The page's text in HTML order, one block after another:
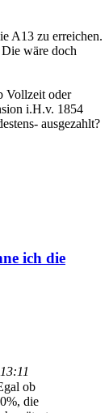
A13 zu erreichen.
wäre doch
Vollzeit oder
i.H.v. 1854
ausgezahlt?
ich die
ob
die